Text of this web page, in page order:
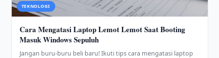
TEKNOLOGI
Cara Mengatasi Laptop Lemot Lemot Saat Booting
Masuk Windows Sepuluh
Jangan buru-buru beli baru! Ikuti tips cara mengatasi laptop